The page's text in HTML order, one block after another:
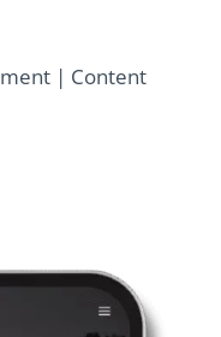
| Content